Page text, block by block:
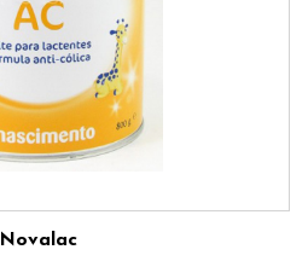
Novalac